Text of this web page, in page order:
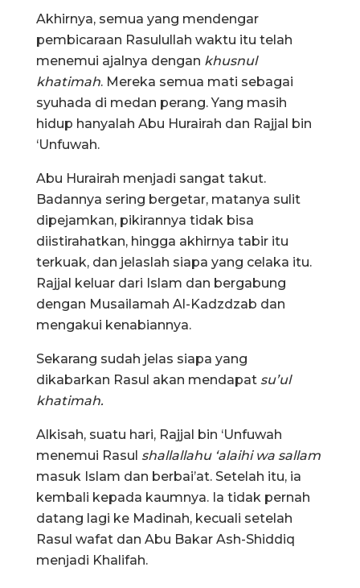
Akhirnya, semua yang mendengar
pembicaraan Rasulullah waktu itu telah
menemui ajalnya dengan khusnul
khatimah. Mereka semua mati sebagai
syuhada di medan perang. Yang masih
hidup hanyalah Abu Hurairah dan Rajjal bin
‘Unfuwah.
Abu Hurairah menjadi sangat takut.
Badannya sering bergetar, matanya sulit
dipejamkan, pikirannya tidak bisa
diistirahatkan, hingga akhirnya tabir itu
terkuak, dan jelaslah siapa yang celaka itu.
Rajjal keluar dari Islam dan bergabung
dengan Musailamah Al-Kadzdzab dan
mengakui kenabiannya.
Sekarang sudah jelas siapa yang
dikabarkan Rasul akan mendapat su’ul
khatimah.
Alkisah, suatu hari, Rajjal bin ‘Unfuwah
menemui Rasul shallallahu ‘alaihi wa sallam
masuk Islam dan berbai’at. Setelah itu, ia
kembali kepada kaumnya. Ia tidak pernah
datang lagi ke Madinah, kecuali setelah
Rasul wafat dan Abu Bakar Ash-Shiddiq
menjadi Khalifah.